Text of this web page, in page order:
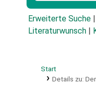
Erweiterte Suche
Literaturwunsch
Start
Details zu: